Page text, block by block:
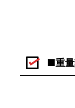
■重量